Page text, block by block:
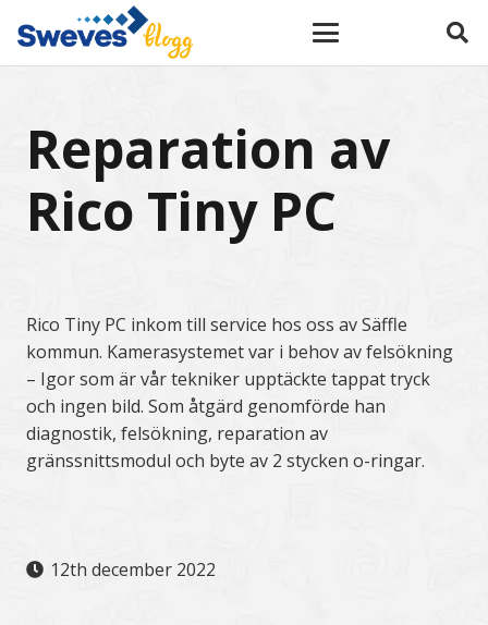
Reparation av
Rico Tiny PC
Rico Tiny PC inkom till service hos oss av Säffle
kommun. Kamerasystemet var i behov av felsökning
– Igor som är vår tekniker upptäckte tappat tryck
och ingen bild. Som åtgärd genomförde han
diagnostik, felsökning, reparation av
gränssnittsmodul och byte av 2 stycken o-ringar.
12th december 2022